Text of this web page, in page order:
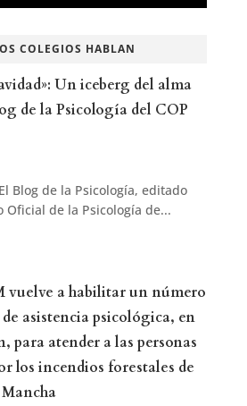
COLEGIOS HABLAN
Un iceberg del alma
de la Psicología del COP
Blog de la Psicología, editado
Oficial de la Psicología de...
vuelve a habilitar un número
asistencia psicológica, en
para atender a las personas
los incendios forestales de